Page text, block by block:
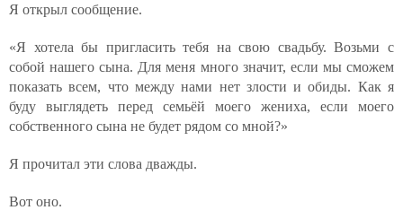
Я открыл сообщение.
«Я хотела бы пригласить тебя на свою свадьбу. Возьми с
собой нашего сына. Для меня много значит, если мы сможем
показать всем, что между нами нет злости и обиды. Как я
буду выглядеть перед семьёй моего жениха, если моего
собственного сына не будет рядом со мной?»
Я прочитал эти слова дважды.
Вот оно.